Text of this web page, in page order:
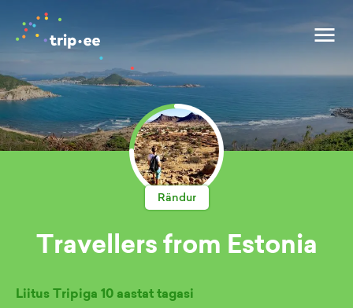
Rändur
Travellers from Estonia
Liitus Tripiga 10 aastat tagasi